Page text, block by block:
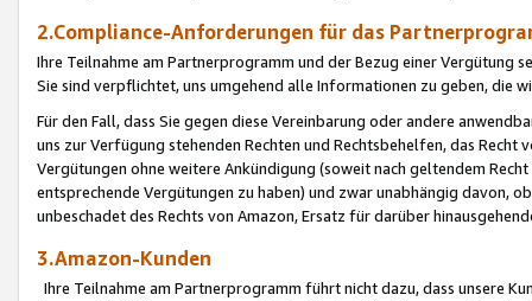
2.Compliance-Anforderungen für das
Ihre Teilnahme am Partnerprogramm und der Bezug einer Vergütung
Sie sind verpflichtet, uns umgehend alle Informationen zu geben, die
Für den Fall, dass Sie gegen diese Vereinbarung oder andere
uns zur Verfügung stehenden Rechten und Rechtsbehelfen, das
Vergütungen ohne weitere Ankündigung (soweit nach geltendem
entsprechende Vergütungen zu haben) und zwar unabhängig davon,
unbeschadet des Rechts von Amazon, Ersatz für darüber
3.Amazon-Kunden
Ihre Teilnahme am Partnerprogramm führt nicht dazu, dass unsere